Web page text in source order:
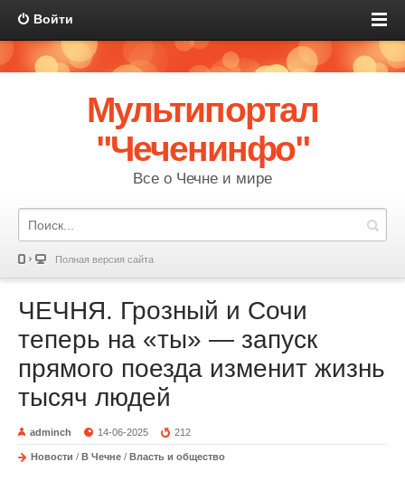
Войти
Мультипортал
"Чеченинфо"
Все о Чечне и мире
Полная версия сайта
ЧЕЧНЯ. Грозный и Сочи
теперь на «ты» — запуск
прямого поезда изменит жизнь
тысяч людей
adminch 14-06-2025 212
Новости / В Чечне / Власть и общество